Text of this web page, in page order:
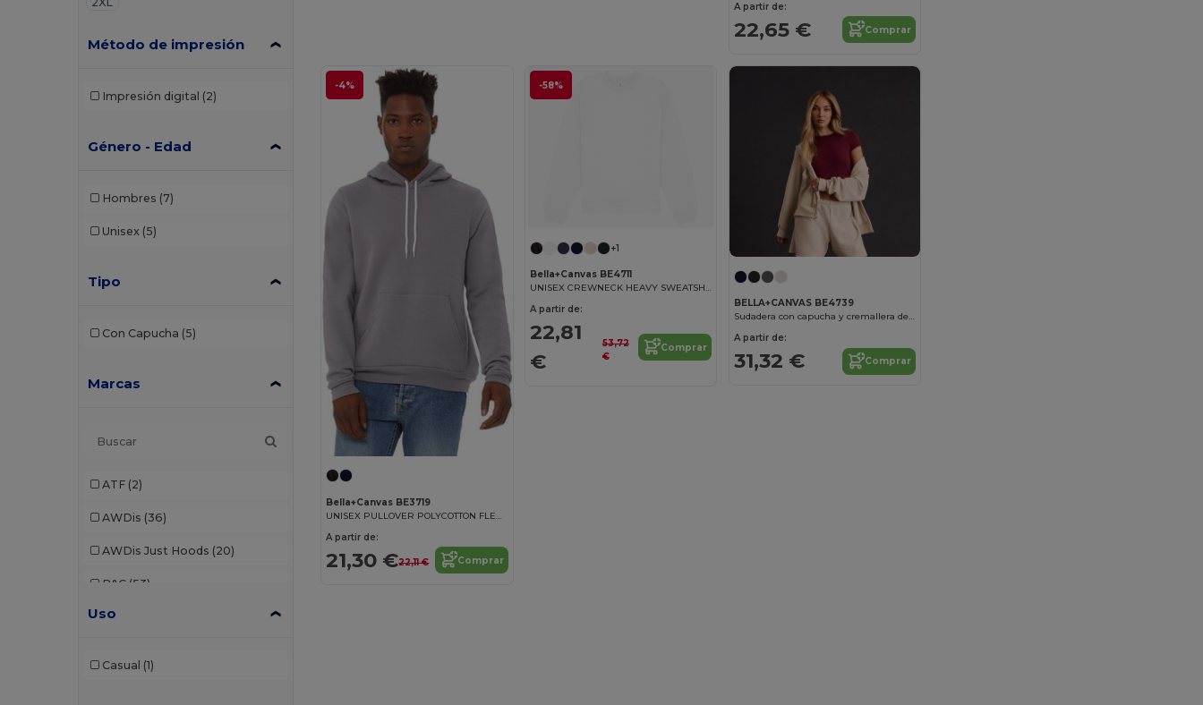
Método de impresión
Impresión digital (2)
Género - Edad
Hombres (7)
Unisex (5)
Tipo
Con Capucha (5)
Marcas
ATF (2)
AWDis (36)
AWDis Just Hoods (20)
B&C (53)
B&C Pro
Uso
Casual (1)
A partir de:
22,65 € Comprar
-4%
Bella+Canvas BE3719
UNISEX PULLOVER POLYCOTTON FLEECE HOODIE
A partir de:
21,30 €22,11 € Comprar
-58%
+1
Bella+Canvas BE4711
UNISEX CREWNECK HEAVY SWEATSHIRT
A partir de:
22,81
€
53,72
€
Comprar
BELLA+CANVAS BE4739
Sudadera con capucha y cremallera de alto gramaje
A partir de:
31,32 € Comprar